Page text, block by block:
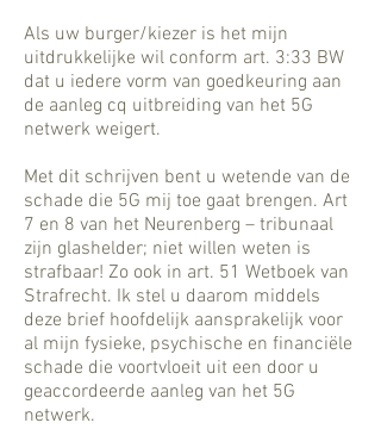
Als uw burger/kiezer is het mijn
uitdrukkelijke wil conform art. 3:33 BW
dat u iedere vorm van goedkeuring aan
de aanleg cq uitbreiding van het 5G
netwerk weigert.
Met dit schrijven bent u wetende van de
schade die 5G mij toe gaat brengen. Art
7 en 8 van het Neurenberg – tribunaal
zijn glashelder; niet willen weten is
strafbaar! Zo ook in art. 51 Wetboek van
Strafrecht. Ik stel u daarom middels
deze brief hoofdelijk aansprakelijk voor
al mijn fysieke, psychische en financiële
schade die voortvloeit uit een door u
geaccordeerde aanleg van het 5G
netwerk.